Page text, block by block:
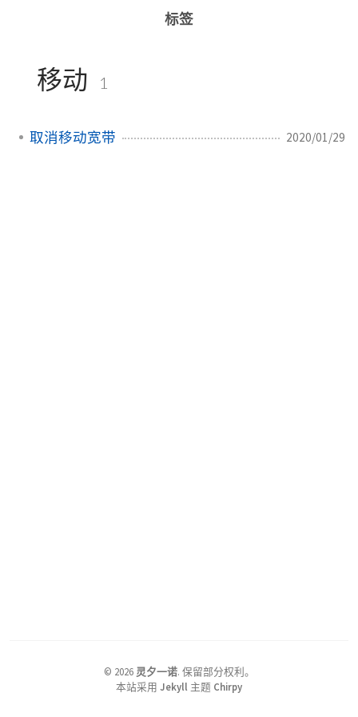
标签
移动 1
取消移动宽带 2020/01/29
© 2026 灵夕一诺. 保留部分权利。
本站采用 Jekyll 主题 Chirpy